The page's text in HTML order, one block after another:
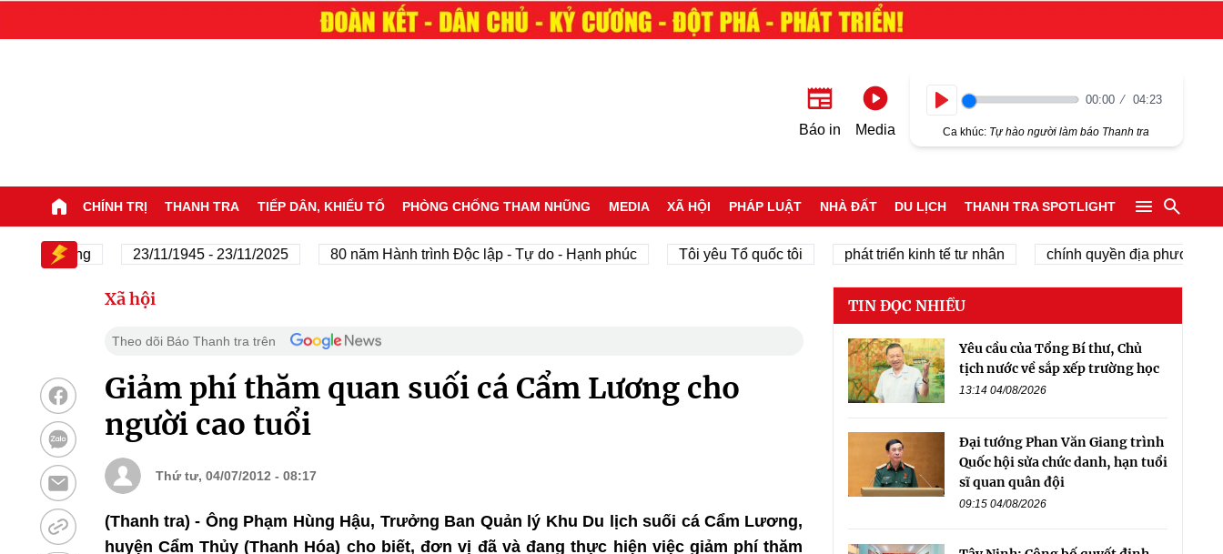
Báo in Media
00:00 04:23
Ca khúc: Tự hào người làm báo Thanh tra
CHÍNH TRỊ THANH TRA TIẾP DÂN, KHIẾU TỐ PHÒNG CHỐNG THAM NHŨNG MEDIA XÃ HỘI PHÁP LUẬT NHÀ ĐẤT DU LỊCH THANH TRA SPOTLIGHT
23/11/1945 - 23/11/2025 80 năm Hành trình Độc lập - Tự do - Hạnh phúc Tôi yêu Tổ quốc tôi phát triển kinh tế tư nhân chính quyền địa phương 2 cấp
Xã hội
Theo dõi Báo Thanh tra trên
Giảm phí thăm quan suối cá Cẩm Lương cho
người cao tuổi
Thứ tư, 04/07/2012 - 08:17
(Thanh tra) - Ông Phạm Hùng Hậu, Trưởng Ban Quản lý Khu Du lịch suối cá Cẩm Lương,
huyện Cẩm Thủy (Thanh Hóa) cho biết, đơn vị đã và đang thực hiện việc giảm phí thăm
TIN ĐỌC NHIỀU
Yêu cầu của Tổng Bí thư, Chủ
tịch nước về sắp xếp trường học
13:14 04/08/2026
Đại tướng Phan Văn Giang trình
Quốc hội sửa chức danh, hạn tuổi
sĩ quan quân đội
09:15 04/08/2026